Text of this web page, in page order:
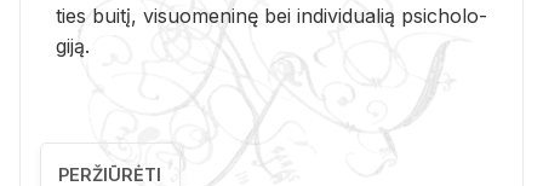
ties bui­tį, vi­suo­me­ni­nę bei in­di­vi­dua­lią psi­cho­lo­
gi­ją.
PERŽIŪRĖTI